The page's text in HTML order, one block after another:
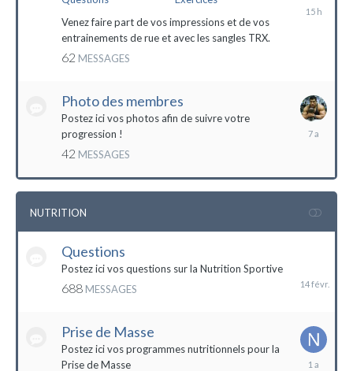
Venez faire part de vos impressions et de vos
entrainements de rue et avec les sangles TRX.
62 MESSAGES
Photo des membres
Postez ici vos photos afin de suivre votre
progression !
42 MESSAGES
18
NUTRITION
Questions
Postez ici vos questions sur la Nutrition Sportive
688 MESSAGES
Prise de Masse
Postez ici vos programmes nutritionnels pour la
Prise de Masse
19